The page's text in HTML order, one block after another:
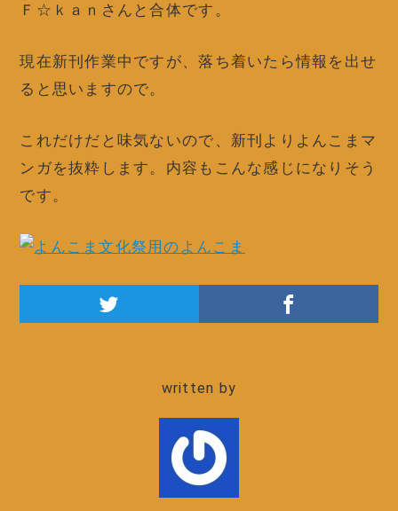
Ｆ☆ｋａｎさんと合体です。
現在新刊作業中ですが、落ち着いたら情報を出せ
ると思いますので。
これだけだと味気ないので、新刊よりよんこまマ
ンガを抜粋します。内容もこんな感じになりそう
です。
written by